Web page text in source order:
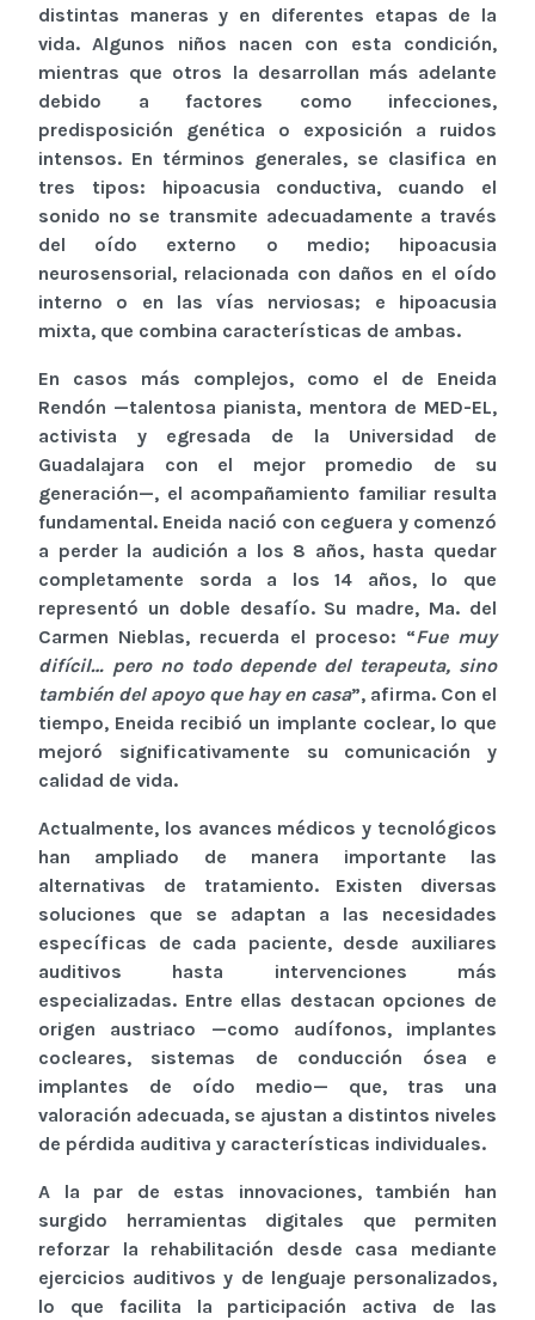
distintas maneras y en diferentes etapas de la
vida. Algunos niños nacen con esta condición,
mientras que otros la desarrollan más adelante
debido a factores como infecciones,
predisposición genética o exposición a ruidos
intensos. En términos generales, se clasifica en
tres tipos: hipoacusia conductiva, cuando el
sonido no se transmite adecuadamente a través
del oído externo o medio; hipoacusia
neurosensorial, relacionada con daños en el oído
interno o en las vías nerviosas; e hipoacusia
mixta, que combina características de ambas.
En casos más complejos, como el de Eneida
Rendón —talentosa pianista, mentora de MED-EL,
activista y egresada de la Universidad de
Guadalajara con el mejor promedio de su
generación—, el acompañamiento familiar resulta
fundamental. Eneida nació con ceguera y comenzó
a perder la audición a los 8 años, hasta quedar
completamente sorda a los 14 años, lo que
representó un doble desafío. Su madre, Ma. del
Carmen Nieblas, recuerda el proceso: “Fue muy
difícil… pero no todo depende del terapeuta, sino
también del apoyo que hay en casa”, afirma. Con el
tiempo, Eneida recibió un implante coclear, lo que
mejoró significativamente su comunicación y
calidad de vida.
Actualmente, los avances médicos y tecnológicos
han ampliado de manera importante las
alternativas de tratamiento. Existen diversas
soluciones que se adaptan a las necesidades
específicas de cada paciente, desde auxiliares
auditivos hasta intervenciones más
especializadas. Entre ellas destacan opciones de
origen austriaco —como audífonos, implantes
cocleares, sistemas de conducción ósea e
implantes de oído medio— que, tras una
valoración adecuada, se ajustan a distintos niveles
de pérdida auditiva y características individuales.
A la par de estas innovaciones, también han
surgido herramientas digitales que permiten
reforzar la rehabilitación desde casa mediante
ejercicios auditivos y de lenguaje personalizados,
lo que facilita la participación activa de las